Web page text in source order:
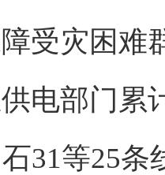
受灾困难
部门累计
31等25